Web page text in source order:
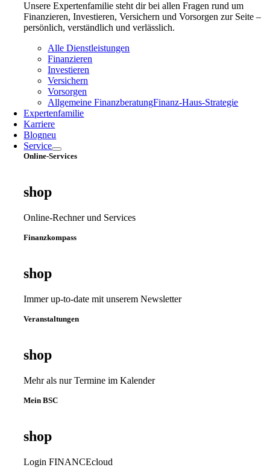
Unsere Expertenfamilie steht dir bei allen Fragen rund um
Finanzieren, Investieren, Versichern und Vorsorgen zur Seite –
persönlich, verständlich und verlässlich.
Alle Dienstleistungen
Finanzieren
Investieren
Versichern
Vorsorgen
Allgemeine FinanzberatungFinanz‑Haus‑Strategie
Expertenfamilie
Karriere
Blogneu
Service
Online-Services
shop
Online-Rechner und Services
Finanzkompass
shop
Immer up-to-date mit unserem Newsletter
Veranstaltungen
shop
Mehr als nur Termine im Kalender
Mein BSC
shop
Login FINANCEcloud